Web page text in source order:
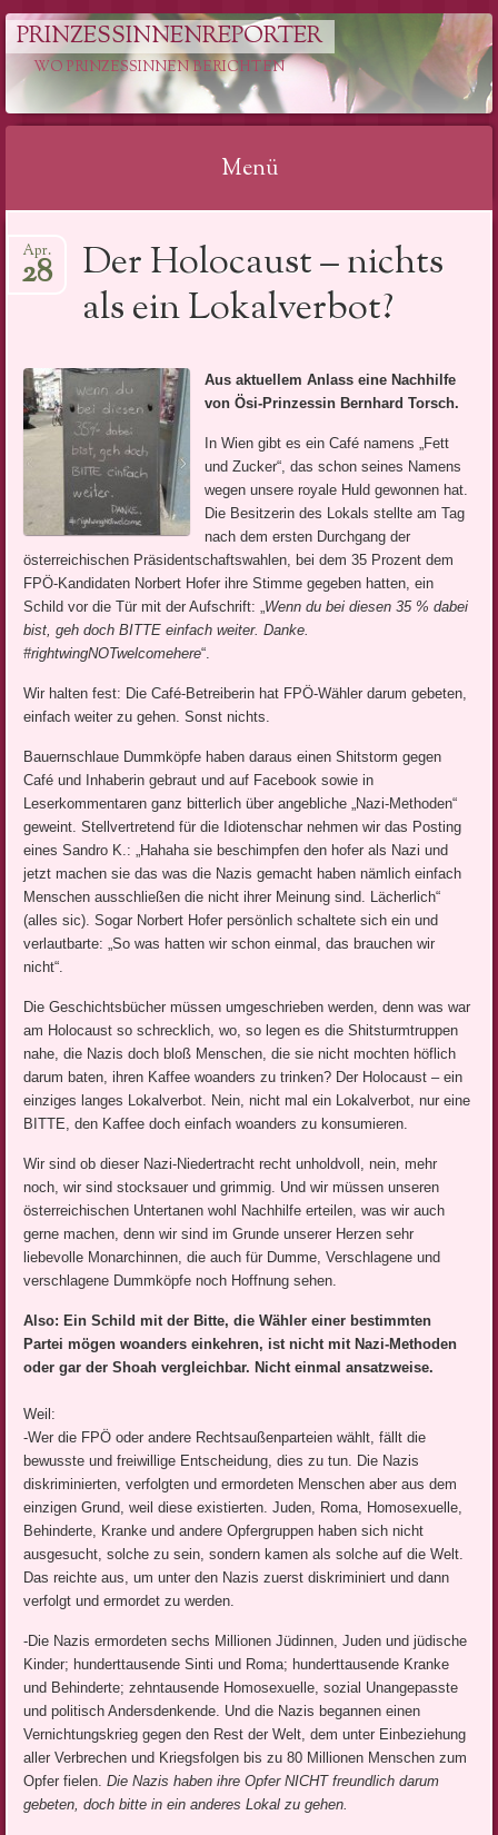
PRINZESSINNENREPORTER
WO PRINZESSINNEN BERICHTEN
Menü
zum
Der Holocaust – nichts
als ein Lokalverbot?
Apr.
28
Aus aktuellem Anlass eine Nachhilfe
von Ösi-Prinzessin Bernhard Torsch.
In Wien gibt es ein Café namens „Fett
und Zucker“, das schon seines Namens
wegen unsere royale Huld gewonnen hat.
Die Besitzerin des Lokals stellte am Tag
nach dem ersten Durchgang der
österreichischen Präsidentschaftswahlen, bei dem 35 Prozent dem
FPÖ-Kandidaten Norbert Hofer ihre Stimme gegeben hatten, ein
Schild vor die Tür mit der Aufschrift: „Wenn du bei diesen 35 % dabei
bist, geh doch BITTE einfach weiter. Danke.
#rightwingNOTwelcomehere“.
Wir halten fest: Die Café-Betreiberin hat FPÖ-Wähler darum gebeten,
einfach weiter zu gehen. Sonst nichts.
Bauernschlaue Dummköpfe haben daraus einen Shitstorm gegen
Café und Inhaberin gebraut und auf Facebook sowie in
Leserkommentaren ganz bitterlich über angebliche „Nazi-Methoden“
geweint. Stellvertretend für die Idiotenschar nehmen wir das Posting
eines Sandro K.: „Hahaha sie beschimpfen den hofer als Nazi und
jetzt machen sie das was die Nazis gemacht haben nämlich einfach
Menschen ausschließen die nicht ihrer Meinung sind. Lächerlich“
(alles sic). Sogar Norbert Hofer persönlich schaltete sich ein und
verlautbarte: „So was hatten wir schon einmal, das brauchen wir
nicht“.
Die Geschichtsbücher müssen umgeschrieben werden, denn was war
am Holocaust so schrecklich, wo, so legen es die Shitsturmtruppen
nahe, die Nazis doch bloß Menschen, die sie nicht mochten höflich
darum baten, ihren Kaffee woanders zu trinken? Der Holocaust – ein
einziges langes Lokalverbot. Nein, nicht mal ein Lokalverbot, nur eine
BITTE, den Kaffee doch einfach woanders zu konsumieren.
Wir sind ob dieser Nazi-Niedertracht recht unholdvoll, nein, mehr
noch, wir sind stocksauer und grimmig. Und wir müssen unseren
österreichischen Untertanen wohl Nachhilfe erteilen, was wir auch
gerne machen, denn wir sind im Grunde unserer Herzen sehr
liebevolle Monarchinnen, die auch für Dumme, Verschlagene und
verschlagene Dummköpfe noch Hoffnung sehen.
Also: Ein Schild mit der Bitte, die Wähler einer bestimmten
Partei mögen woanders einkehren, ist nicht mit Nazi-Methoden
oder gar der Shoah vergleichbar. Nicht einmal ansatzweise.
Weil:
-Wer die FPÖ oder andere Rechtsaußenparteien wählt, fällt die
bewusste und freiwillige Entscheidung, dies zu tun. Die Nazis
diskriminierten, verfolgten und ermordeten Menschen aber aus dem
einzigen Grund, weil diese existierten. Juden, Roma, Homosexuelle,
Behinderte, Kranke und andere Opfergruppen haben sich nicht
ausgesucht, solche zu sein, sondern kamen als solche auf die Welt.
Das reichte aus, um unter den Nazis zuerst diskriminiert und dann
verfolgt und ermordet zu werden.
-Die Nazis ermordeten sechs Millionen Jüdinnen, Juden und jüdische
Kinder; hunderttausende Sinti und Roma; hunderttausende Kranke
und Behinderte; zehntausende Homosexuelle, sozial Unangepasste
und politisch Andersdenkende. Und die Nazis begannen einen
Vernichtungskrieg gegen den Rest der Welt, dem unter Einbeziehung
aller Verbrechen und Kriegsfolgen bis zu 80 Millionen Menschen zum
Opfer fielen.Die Nazis haben ihre Opfer NICHT freundlich darum
gebeten, doch bitte in ein anderes Lokal zu gehen.